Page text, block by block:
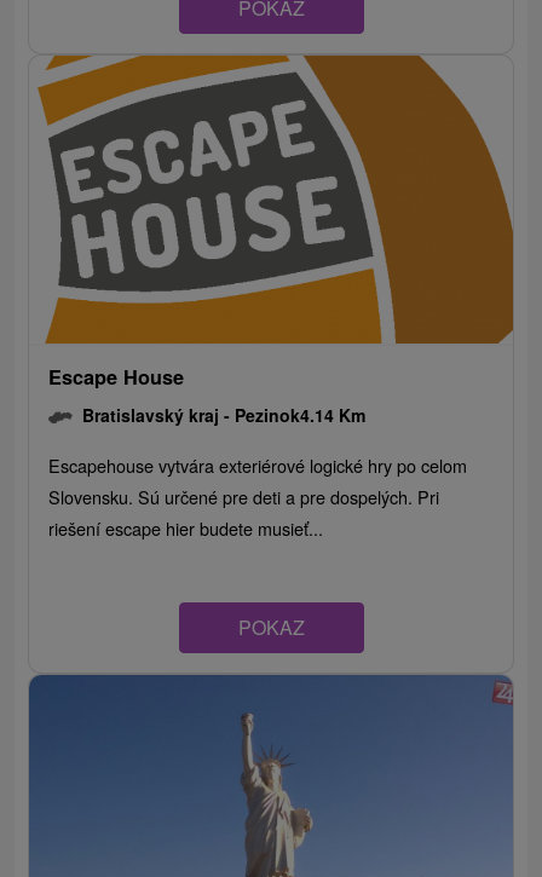
POKAZ
Escape House
Bratislavský kraj - Pezinok4.14 Km
Escapehouse vytvára exteriérové logické hry po celom
Slovensku. Sú určené pre deti a pre dospelých. Pri
riešení escape hier budete musieť...
POKAZ